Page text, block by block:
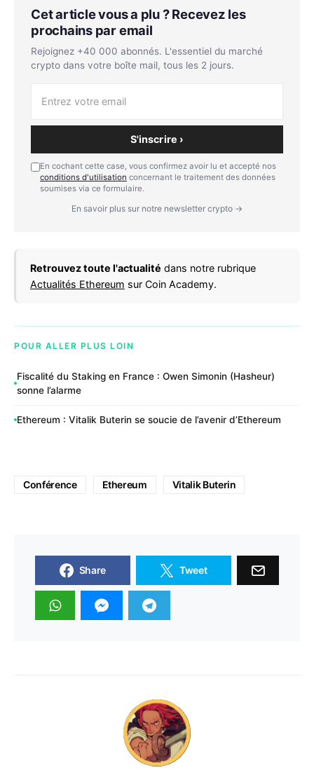
Cet article vous a plu ? Recevez les
prochains par email
Rejoignez +40 000 abonnés. L'essentiel du marché
crypto dans votre boîte mail, tous les 2 jours.
S'inscrire ›
En cochant cette case, vous confirmez avoir lu et accepté nos
conditions d'utilisation concernant le traitement des données
soumises via ce formulaire.
En savoir plus sur notre newsletter crypto →
Retrouvez toute l'actualité dans notre rubrique
Actualités Ethereum sur Coin Academy.
POUR ALLER PLUS LOIN
Fiscalité du Staking en France : Owen Simonin (Hasheur)
sonne l’alarme
Ethereum : Vitalik Buterin se soucie de l’avenir d’Ethereum
Conférence Ethereum Vitalik Buterin
Share Tweet